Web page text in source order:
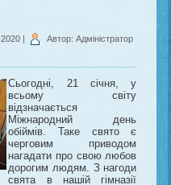
2020 |
Автор: Адміністратор
Сьогодні, 21 січня, у
всьому світу
відзначається
Міжнародний день
обіймів. Таке свято є
черговим приводом
нагадати про свою любов
дорогим людям. З нагоди
свята в нашій гімназії